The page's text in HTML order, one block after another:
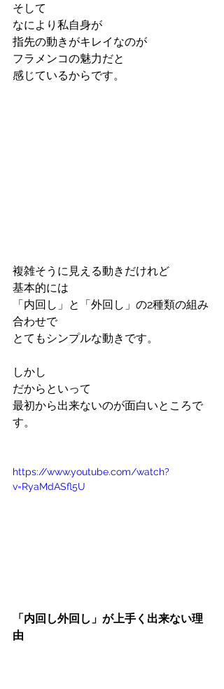
そして
なにより私自身が
指先の動きがキレイなのが
フラメンコの魅力だと
感じているからです。
複雑そうに見える動きだけれど
基本的には
「内回し」と「外回し」の2種類の組み
合わせで
とてもシンプルな動きです。
しかし
だからといって
最初から出来ないのが面白いところで
す。
https://www.youtube.com/watch?
v=RyaMdASfl5U
「内回し外回し」が上手く出来ない理
由